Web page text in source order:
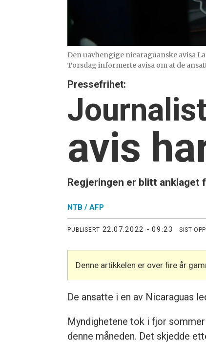
Den uavhengige nicaraguanske avisa
Torsdag informerte avisa om at de
Pressefrihet:
avis
Regjeringen er blitt
NTB / AFP
PUBLISERT 22.07.2022 - 09:23 SIST
Denne artikkelen er over fire år
De ansatte i en av Nicaraguas
Myndighetene tok i fjor
denne måneden. Det skjedde